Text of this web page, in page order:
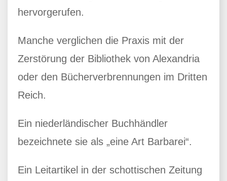
hervorgerufen.
Manche verglichen die Praxis mit der
Zerstörung der Bibliothek von Alexandria
oder den Bücherverbrennungen im Dritten
Reich.
Ein niederländischer Buchhändler
bezeichnete sie als „eine Art Barbarei“.
Ein Leitartikel in der schottischen Zeitung